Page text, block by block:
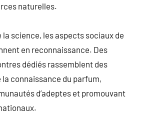
naturelles.
la science, les aspects sociaux de
en reconnaissance. Des
dédiés rassemblent des
connaissance du parfum,
d’adeptes et promouvant